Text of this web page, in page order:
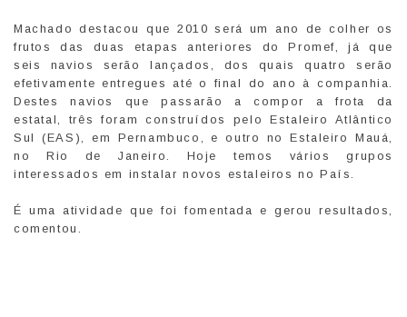
Machado destacou que 2010 será um ano de colher os
frutos das duas etapas anteriores do Promef, já que
seis navios serão lançados, dos quais quatro serão
efetivamente entregues até o final do ano à companhia.
Destes navios que passarão a compor a frota da
estatal, três foram construídos pelo Estaleiro Atlântico
Sul (EAS), em Pernambuco, e outro no Estaleiro Mauá,
no Rio de Janeiro. Hoje temos vários grupos
interessados em instalar novos estaleiros no País.
É uma atividade que foi fomentada e gerou resultados,
comentou.